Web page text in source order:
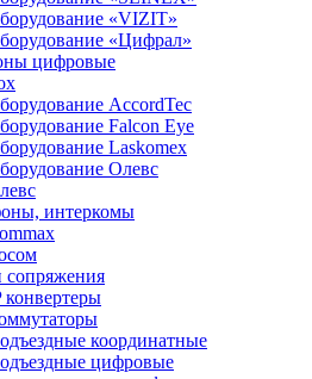
«VIZIT»
«Цифрал»
цифровые
AccordTec
Falcon Eye
Laskomex
Олевс
интеркомы
конвертеры
координатные
цифровые